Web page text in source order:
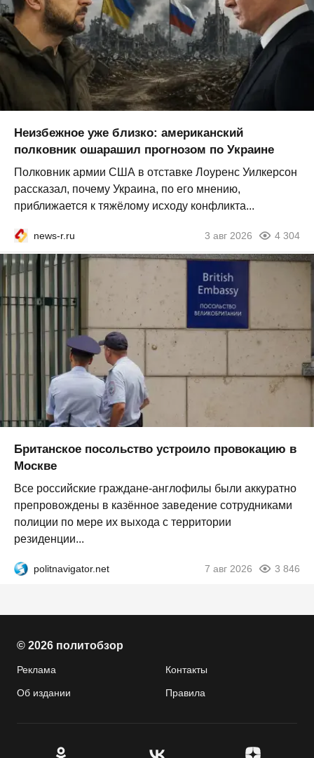
Неизбежное уже близко: американский
полковник ошарашил прогнозом по Украине
Полковник армии США в отставке Лоуренс Уилкерсон
рассказал, почему Украина, по его мнению,
приближается к тяжёлому исходу конфликта...
news-r.ru 3 авг 2026 4 304
Британское посольство устроило провокацию в
Москве
Все российские граждане-англофилы были аккуратно
препровождены в казённое заведение сотрудниками
полиции по мере их выхода с территории
резиденции...
politnavigator.net 7 авг 2026 3 846
© 2026 политобзор
Реклама Контакты
Об издании Правила